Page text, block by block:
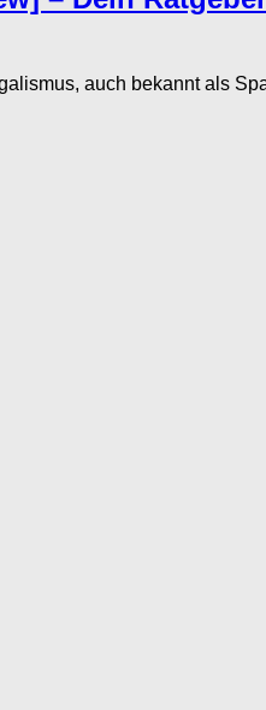
auch bekannt als